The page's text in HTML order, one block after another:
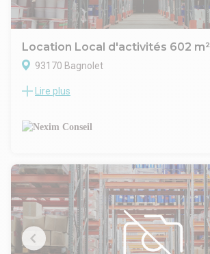
Location Local d'activités 602 m²
93170 Bagnolet
NEXIM CONSEIL vous propose à la location
- A3 - et des transports en communs.
Le local est aménagé avec une mezzanine
Surface mezzanine activité: 278m²
Lire plus